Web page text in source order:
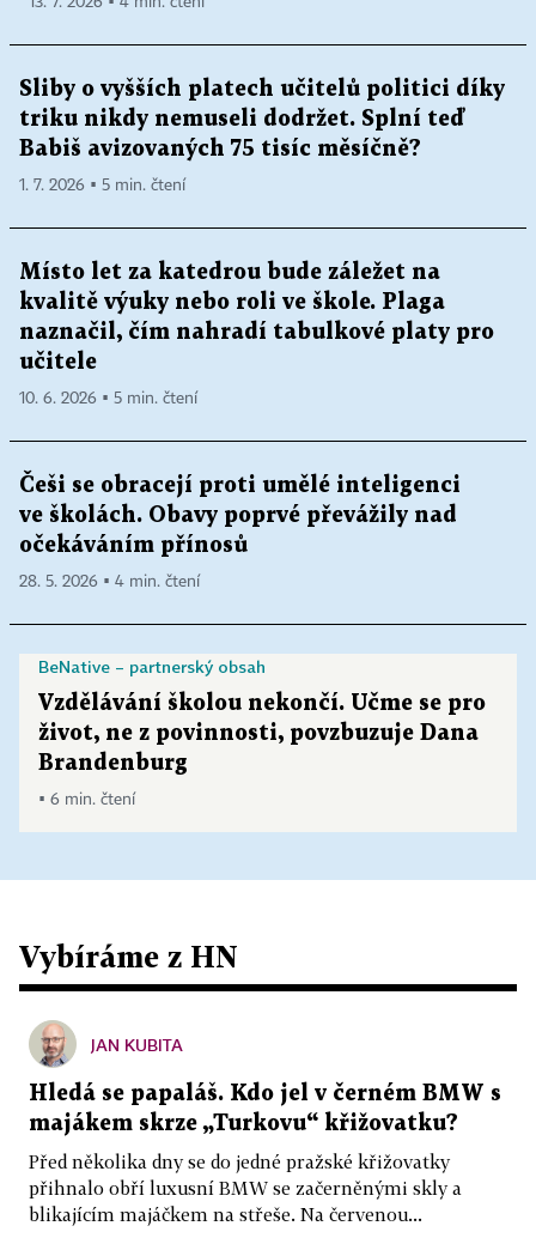
Sliby o vyšších platech učitelů politici díky
triku nikdy nemuseli dodržet. Splní teď
Babiš avizovaných 75 tisíc měsíčně?
1. 7. 2026 ▪ 5 min. čtení
Místo let za katedrou bude záležet na
kvalitě výuky nebo roli ve škole. Plaga
naznačil, čím nahradí tabulkové platy pro
učitele
10. 6. 2026 ▪ 5 min. čtení
Češi se obracejí proti umělé inteligenci
ve školách. Obavy poprvé převážily nad
očekáváním přínosů
28. 5. 2026 ▪ 4 min. čtení
BeNative – partnerský obsah
Vzdělávání školou nekončí. Učme se pro
život, ne z povinnosti, povzbuzuje Dana
Brandenburg
▪ 6 min. čtení
Vybíráme z HN
JAN KUBITA
Hledá se papaláš. Kdo jel v černém BMW s
majákem skrze „Turkovu“ křižovatku?
Před několika dny se do jedné pražské křižovatky
přihnalo obří luxusní BMW se začerněnými skly a
blikajícím majáčkem na střeše. Na červenou...